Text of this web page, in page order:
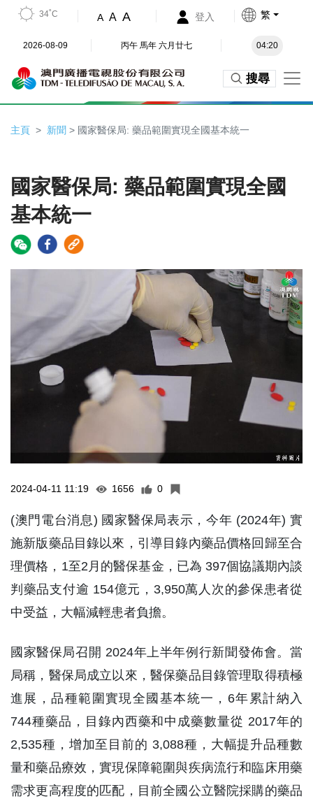
34˚C A A A 登入 繁
2026-08-09 丙午 馬年 六月廿七 04:20
搜尋
主頁 新聞 > 國家醫保局: 藥品範圍實現全國基本統一
國家醫保局: 藥品範圍實現全國
基本統一
2024-04-11 11:19 1656 0
(澳門電台消息) 國家醫保局表示，今年 (2024年) 實
施新版藥品目錄以來，引導目錄內藥品價格回歸至合
理價格，1至2月的醫保基金，已為 397個協議期內談
判藥品支付逾 154億元，3,950萬人次的參保患者從
中受益，大幅減輕患者負擔。
國家醫保局召開 2024年上半年例行新聞發佈會。當
局稱，醫保局成立以來，醫保藥品目錄管理取得積極
進展，品種範圍實現全國基本統一，6年累計納入
744種藥品，目錄內西藥和中成藥數量從 2017年的
2,535種，增加至目前的 3,088種，大幅提升品種數
量和藥品療效，實現保障範圍與疾病流行和臨床用藥
需求更高程度的匹配，目前全國公立醫院採購的藥品